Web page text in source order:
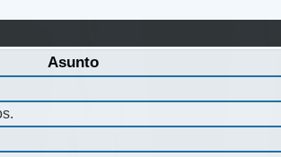
Asunto